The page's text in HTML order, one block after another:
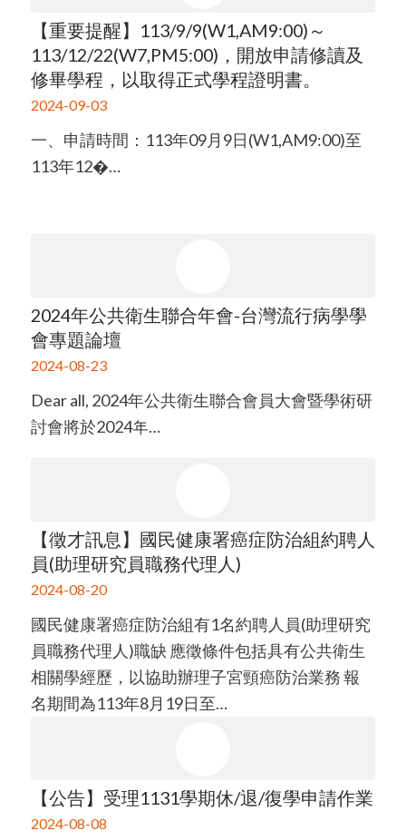
【重要提醒】113/9/9(W1,AM9:00)～
113/12/22(W7,PM5:00)，開放申請修讀及
修畢學程，以取得正式學程證明書。
2024-09-03
一、申請時間：113年09月9日(W1,AM9:00)至
113年12�…
2024年公共衛生聯合年會-台灣流行病學學
會專題論壇
2024-08-23
Dear all, 2024年公共衛生聯合會員大會暨學術研
討會將於2024年…
【徵才訊息】國民健康署癌症防治組約聘人
員(助理研究員職務代理人)
2024-08-20
國民健康署癌症防治組有1名約聘人員(助理研究
員職務代理人)職缺 應徵條件包括具有公共衛生
相關學經歷，以協助辦理子宮頸癌防治業務 報
名期間為113年8月19日至…
【公告】受理1131學期休/退/復學申請作業
2024-08-08